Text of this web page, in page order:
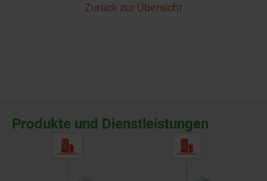
Zurück zur Übersicht
Produkte und Dienstleistungen